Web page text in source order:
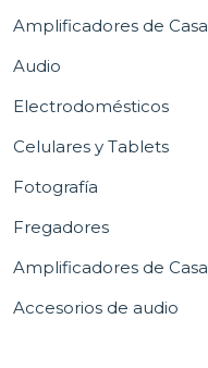
Amplificadores de Casa
Audio
Electrodomésticos
Celulares y Tablets
Fotografía
Fregadores
Amplificadores de Casa
Accesorios de audio